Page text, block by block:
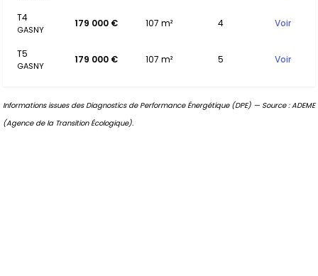
T4
GASNY
179 000 € 107 m² 4 Voir
T5
GASNY
179 000 € 107 m² 5 Voir
Informations issues des Diagnostics de Performance Énergétique (DPE) — Source : ADEME
(Agence de la Transition Écologique).